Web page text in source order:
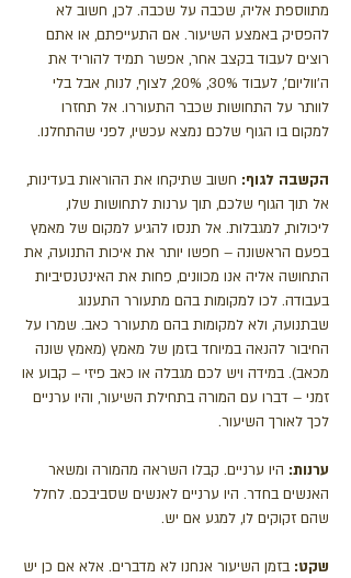
מתווספת אליה, שכבה על שכבה. לכן, חשוב לא
להפסיק באמצע השיעור. אם התעייפתם, או אתם
רוצים לעבוד בקצב אחר, אפשר תמיד להוריד את
ה'ווליום', לעבוד 30%, 20%, לצוף, לנוח, אבל בלי
לוותר על התחושות שכבר התעוררו. אל תחזרו
למקום בו הגוף שלכם נמצא עכשיו, לפני שהתחלנו.
הקשבה לגוף: חשוב שתיקחו את ההוראות בעדינות,
אל תוך הגוף שלכם, תוך ערנות לתחושות שלו,
ליכולות, למגבלות. אל תנסו להגיע למקום של מאמץ
בפעם הראשונה – חפשו יותר את איכות התנועה, את
התחושה אליה אנו מכוונים, פחות את האינטנסיביות
בעבודה. לכו למקומות בהם מתעורר התענוג
שבתנועה, ולא למקומות בהם מתעורר כאב. שמרו על
החיבור להנאה במיוחד בזמן של מאמץ (מאמץ שונה
מכאב). במידה ויש לכם מגבלה או כאב פיזי – קבוע או
זמני – דברו עם המורה בתחילת השיעור, והיו ערניים
לכך לאורך השיעור.
ערנות: היו ערניים. קבלו השראה מהמורה ומשאר
האנשים בחדר. היו ערניים לאנשים שסביבכם. לחלל
שהם זקוקים לו, למגע אם יש.
שקט: בזמן השיעור אנחנו לא מדברים. אלא אם כן יש